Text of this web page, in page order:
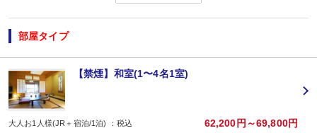
◆ ◇ ◆ ◇ ◆ ◇ ◆ ◇ ◆
【連泊がお得♪】
２泊以上でお申し込みできる、お得なプランです。
※１泊でのご予約はできません
※すべての宿泊日が同一条件となります。
【おたのしみメニュー】
・貸切風呂45分1,000円でご利用ＯＫ
（通常45分2,000円／チェックイン時先
・屋内プールご利用ＯＫ
・誕生日又は賀寿の方はケーキと記念写真付。結婚記念日の方はリキュール酒
部屋タイプ
【禁煙】和室(1〜4名1室)
大人お1人様(JR＋宿泊/1泊) ：税込 62,200円～69,800円